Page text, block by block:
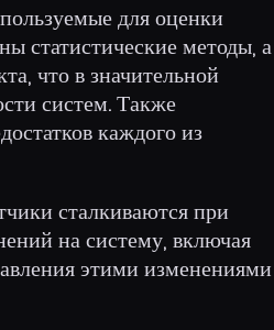
для оценки
статистические методы, а
что в значительной
систем. Также
каждого из
сталкиваются при
на систему, включая
этими изменениями